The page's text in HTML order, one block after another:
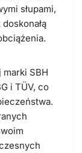
słupami,
SBH
i TÜV, co